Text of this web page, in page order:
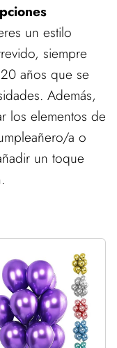
un estilo
siempre
años que se
Además,
los elementos de
a o
un toque